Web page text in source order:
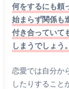
何をするにも頼
始まらず関係も
付き合っていて
しまうでしょう。
恋愛では自分か
したりすること